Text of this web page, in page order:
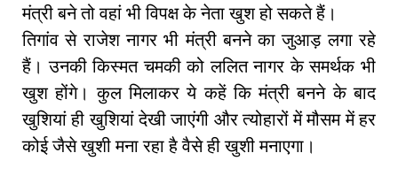
मंत्री बने तो वहां भी विपक्ष के नेता खुश हो सकते हैं।
तिगांव से राजेश नागर भी मंत्री बनने का जुआड़ लगा रहे
हैं। उनकी किस्मत चमकी को ललित नागर के समर्थक भी
खुश होंगे। कुल मिलाकर ये कहें कि मंत्री बनने के बाद
खुशियां ही खुशियां देखी जाएंगी और त्योहारों में मौसम में हर
कोई जैसे खुशी मना रहा है वैसे ही खुशी मनाएगा।